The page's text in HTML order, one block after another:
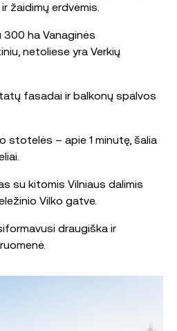
žaidimų erdvėmis.
ha Vanaginės
netoliese yra Verkių
fasadai ir balkonų spalvos
stotelės – apie 1 minutę, šalia
su kitomis Vilniaus dalimis
Vilko gatve.
draugiška ir